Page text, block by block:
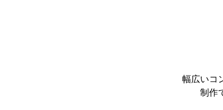
幅広いコ
制作